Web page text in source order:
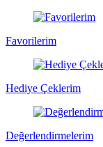
Favorilerim
Hediye Çeklerim
Değerlendirmelerim